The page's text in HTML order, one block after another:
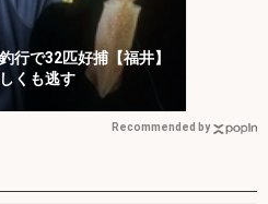
行で32匹好捕【福井】
くも逃す
Recommended by